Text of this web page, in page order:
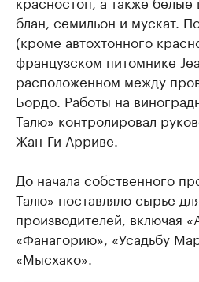
блан, семильон и мускат.
(кроме автохтонного
французском питомнике
расположенном между
Бордо. Работы на
Талю» контролировал
Жан-Ги Арриве.
До начала собственного
Талю» поставляло сырье
производителей, включая
«Фанагорию», «Усадьбу
«Мысхако».